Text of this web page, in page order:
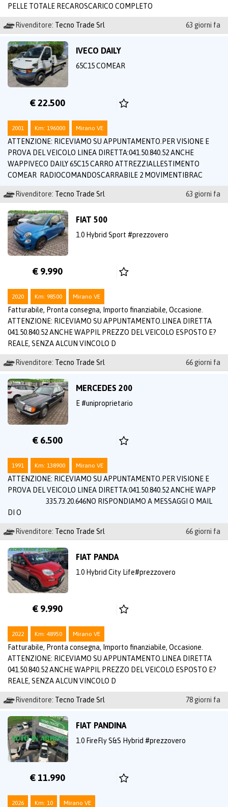
PELLE TOTALE RECAROSCARICO COMPLETO
Rivenditore: Tecno Trade Srl 63 giorni fa
IVECO DAILY
65C15 COMEAR
€ 22.500
2001 Km: 196000 Mirano VE
ATTENZIONE: RICEVIAMO SU APPUNTAMENTO.PER VISIONE E
PROVA DEL VEICOLO LINEA DIRETTA:041.50.840.52 ANCHE
WAPPIVECO DAILY 65C15 CARRO ATTREZZIALLESTIMENTO
COMEAR RADIOCOMANDOSCARRABILE 2 MOVIMENTIBRAC
Rivenditore: Tecno Trade Srl 63 giorni fa
FIAT 500
1.0 Hybrid Sport #prezzovero
€ 9.990
2020 Km: 98500 Mirano VE
Fatturabile, Pronta consegna, Importo finanziabile, Occasione.
ATTENZIONE: RICEVIAMO SU APPUNTAMENTO.LINEA DIRETTA
041.50.840.52 ANCHE WAPPIL PREZZO DEL VEICOLO ESPOSTO E?
REALE, SENZA ALCUN VINCOLO D
Rivenditore: Tecno Trade Srl 66 giorni fa
MERCEDES 200
E #uniproprietario
€ 6.500
1991 Km: 138900 Mirano VE
ATTENZIONE: RICEVIAMO SU APPUNTAMENTO.PER VISIONE E
PROVA DEL VEICOLO LINEA DIRETTA:041.50.840.52 ANCHE WAPP
335.73.20.646NO RISPONDIAMO A MESSAGGI O MAIL
DI O
Rivenditore: Tecno Trade Srl 66 giorni fa
FIAT PANDA
1.0 Hybrid City Life#prezzovero
€ 9.990
2022 Km: 48950 Mirano VE
Fatturabile, Pronta consegna, Importo finanziabile, Occasione.
ATTENZIONE: RICEVIAMO SU APPUNTAMENTO.LINEA DIRETTA
041.50.840.52 ANCHE WAPPIL PREZZO DEL VEICOLO ESPOSTO E?
REALE, SENZA ALCUN VINCOLO D
Rivenditore: Tecno Trade Srl 78 giorni fa
FIAT PANDINA
1.0 FireFly S&S Hybrid #prezzovero
€ 11.990
2026 Km: 10 Mirano VE